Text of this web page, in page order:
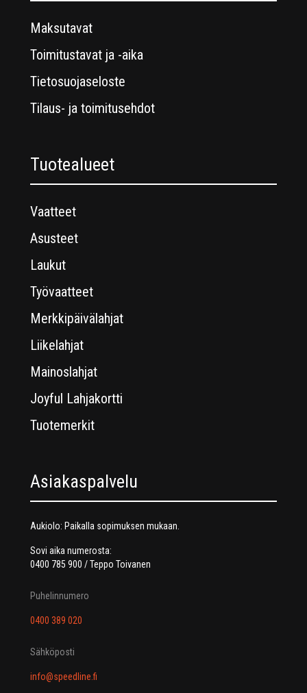
Maksutavat
Toimitustavat ja -aika
Tietosuojaseloste
Tilaus- ja toimitusehdot
Tuotealueet
Vaatteet
Asusteet
Laukut
Työvaatteet
Merkkipäivälahjat
Liikelahjat
Mainoslahjat
Joyful Lahjakortti
Tuotemerkit
Asiakaspalvelu
Aukiolo: Paikalla sopimuksen mukaan.
Sovi aika numerosta:
0400 785 900 / Teppo Toivanen
Puhelinnumero
0400 389 020
Sähköposti
info@speedline.fi